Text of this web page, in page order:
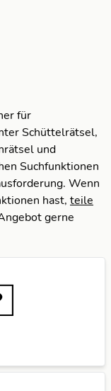
für
Schüttelrätsel,
und
Suchfunktionen
Wenn
hast, teile
gerne